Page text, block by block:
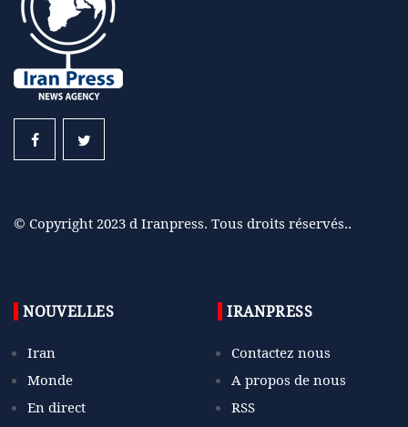
© Copyright 2023 d Iranpress. Tous droits réservés..
NOUVELLES
Iran
Monde
En direct
IRANPRESS
Contactez nous
A propos de nous
RSS